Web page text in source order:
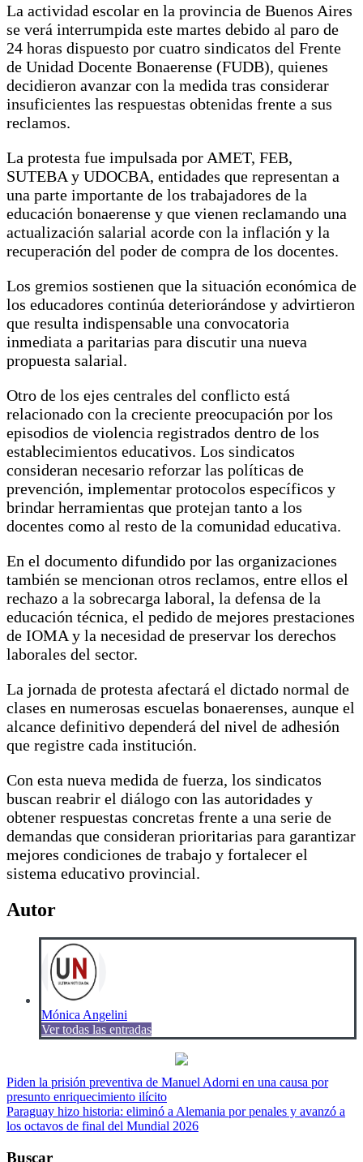
La actividad escolar en la provincia de Buenos Aires
se verá interrumpida este martes debido al paro de
24 horas dispuesto por cuatro sindicatos del Frente
de Unidad Docente Bonaerense (FUDB), quienes
decidieron avanzar con la medida tras considerar
insuficientes las respuestas obtenidas frente a sus
reclamos.
La protesta fue impulsada por AMET, FEB,
SUTEBA y UDOCBA, entidades que representan a
una parte importante de los trabajadores de la
educación bonaerense y que vienen reclamando una
actualización salarial acorde con la inflación y la
recuperación del poder de compra de los docentes.
Los gremios sostienen que la situación económica de
los educadores continúa deteriorándose y advirtieron
que resulta indispensable una convocatoria
inmediata a paritarias para discutir una nueva
propuesta salarial.
Otro de los ejes centrales del conflicto está
relacionado con la creciente preocupación por los
episodios de violencia registrados dentro de los
establecimientos educativos. Los sindicatos
consideran necesario reforzar las políticas de
prevención, implementar protocolos específicos y
brindar herramientas que protejan tanto a los
docentes como al resto de la comunidad educativa.
En el documento difundido por las organizaciones
también se mencionan otros reclamos, entre ellos el
rechazo a la sobrecarga laboral, la defensa de la
educación técnica, el pedido de mejores prestaciones
de IOMA y la necesidad de preservar los derechos
laborales del sector.
La jornada de protesta afectará el dictado normal de
clases en numerosas escuelas bonaerenses, aunque el
alcance definitivo dependerá del nivel de adhesión
que registre cada institución.
Con esta nueva medida de fuerza, los sindicatos
buscan reabrir el diálogo con las autoridades y
obtener respuestas concretas frente a una serie de
demandas que consideran prioritarias para garantizar
mejores condiciones de trabajo y fortalecer el
sistema educativo provincial.
Autor
Mónica Angelini
Ver todas las entradas
Navegación
de
entradas
Piden la prisión preventiva de Manuel Adorni en una causa por
presunto enriquecimiento ilícito
Paraguay hizo historia: eliminó a Alemania por penales y avanzó a
los octavos de final del Mundial 2026
Buscar